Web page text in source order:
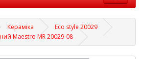
Кераміка
Eco style 20029
Maestro MR 20029-08